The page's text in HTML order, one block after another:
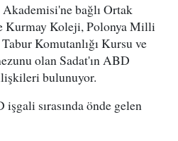
bağlı Ortak
Kurmay Koleji, Polonya Milli
Komutanlığı Kursu ve
olan Sadat'ın ABD
bulunuyor.
sırasında önde gelen